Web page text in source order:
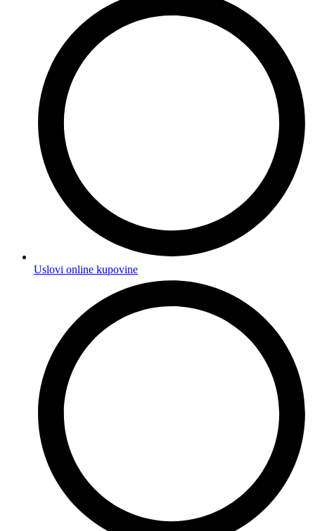
Uslovi online kupovine